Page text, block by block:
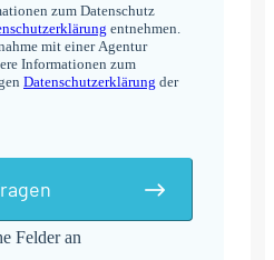
Felder an
zum Datenschutz
entnehmen.
mit einer Agentur
Informationen zum
Datenschutzerklärung der